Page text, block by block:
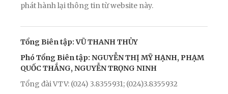
phát hành lại thông tin từ website này.
Tổng Biên tập: VŨ THANH THỦY
Phó Tổng Biên tập: NGUYỄN THỊ MỸ HẠNH, PHẠM
QUỐC THẮNG, NGUYỄN TRỌNG NINH
Tổng đài VTV: (024) 3.8355931; (024)3.8355932